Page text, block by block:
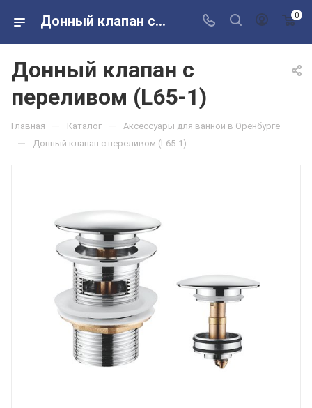
Донный клапан с переливом (L65-1) в розничных магазинах Сантехторг 0
Донный клапан с
переливом (L65-1)
Главная — Каталог — Аксессуары для ванной в Оренбурге
— Донный клапан с переливом (L65-1)